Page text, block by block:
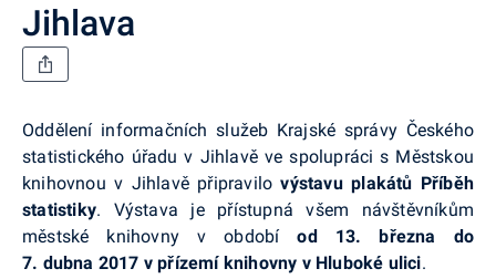
Jihlava
Oddělení informačních služeb Krajské správy Českého
statistického úřadu v Jihlavě ve spolupráci s Městskou
knihovnou v Jihlavě připravilovýstavu plakátů Příběh
statistiky. Výstava je přístupná všem návštěvníkům
městské knihovny v obdobíod 13. března do
7. dubna 2017 v přízemí knihovny v Hluboké ulici.